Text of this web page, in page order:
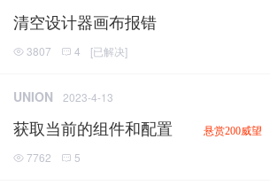
清空设计器画布报错
3807 4 [已解决]
UNION 2023-4-13
获取当前的组件和配置 悬赏200威望
7762 5